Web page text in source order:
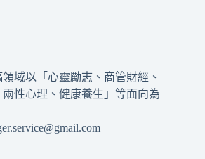
域以「心靈勵志、商管財經、
性心理、健康養生」等面向為